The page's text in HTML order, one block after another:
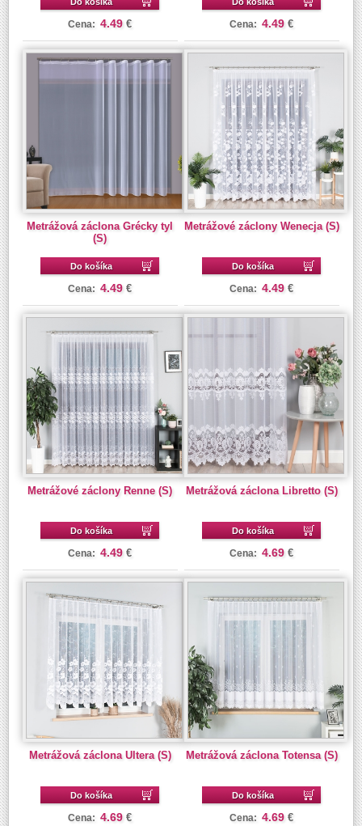
Cena: 4.49 € Cena: 4.49 €
Metrážová záclona Grécky tyl
(S)
Do košíka
Cena: 4.49 €
Metrážové záclony Wenecja (S)
Do košíka
Cena: 4.49 €
Metrážové záclony Renne (S)
Do košíka
Cena: 4.49 €
Metrážová záclona Libretto (S)
Do košíka
Cena: 4.69 €
Metrážová záclona Ultera (S)
Do košíka
Cena: 4.69 €
Metrážová záclona Totensa (S)
Do košíka
Cena: 4.69 €